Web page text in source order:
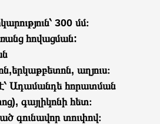
՝ 300 մմ։
հովացման:
աղյուս։
Ադամանդե հորատման
գայլիկոնի հետ։
գունավոր տուփով։